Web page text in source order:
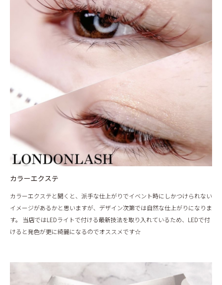
カラーエクステ
カラーエクステと聞くと、派手な仕上がりでイベント時にしかつけられない
イメージがあるかと思いますが、デザイン次第では自然な仕上がりになりま
す。 当店ではLEDライトで付ける最新技法を取り入れているため、LEDで付
けると発色が更に綺麗になるのでオススメです☆